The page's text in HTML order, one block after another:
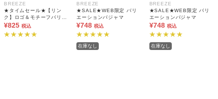
BREEZE
★タイムセール★【リン
ク】ロゴ＆モチーフバリエ
ーションTシャツ
¥825 税込
BREEZE
★SALE★WEB限定 バリ
エーションパジャマ
¥748 税込
在庫なし
BREEZE
★SALE★WEB限定 バリ
エーションパジャマ
¥748 税込
在庫なし